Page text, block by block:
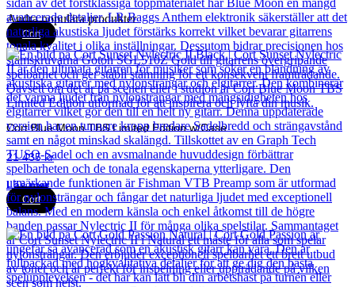
Andra populära produkter
Cort
Cort Blue Moon TBS Limited Edition w/Case
21 435kr
Läs mer
Cort